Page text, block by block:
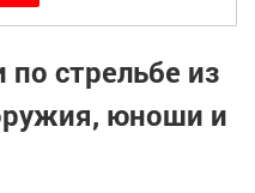
стрельбе из
юноши и